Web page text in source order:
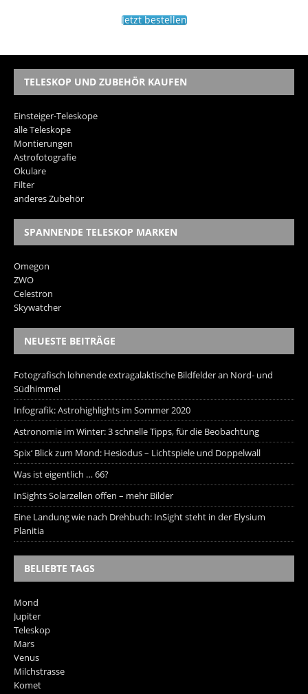
Jetzt bestellen
TELESKOP UND ZUBEHÖR KAUFEN
Einsteiger-Teleskope
alle Teleskope
Montierungen
Astrofotografie
Okulare
Filter
anderes Zubehör
SPANNENDE TELESKOP MARKEN
Omegon
ZWO
Celestron
Skywatcher
NEUESTE BEITRÄGE
Fotografisch lohnende extragalaktische Bildfelder an Nord- und
Südhimmel
Infografik: Astrohighlights im Sommer 2020
Astronomie im Winter: 3 schnelle Tipps, für die Beobachtung
Spix‘ Blick zum Mond: Hesiodus – Lichtspiele und Doppelwall
Was ist eigentlich … 66?
InSights Solarzellen offen – mehr Bilder
Eine Landung wie nach Drehbuch: InSight steht in der Elysium
Planitia
BELIEBTE TAGS
Mond
Jupiter
Teleskop
Mars
Venus
Milchstrasse
Komet